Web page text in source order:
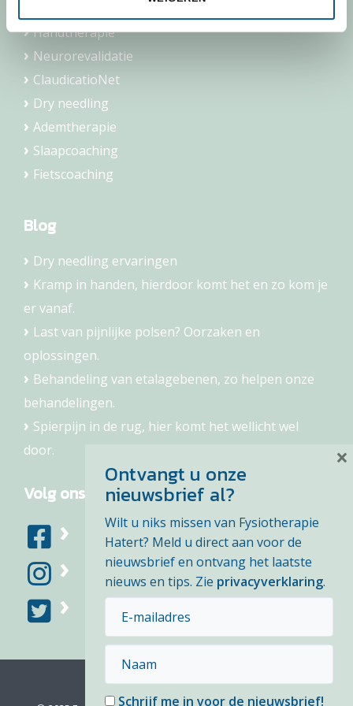
Handtherapie
Neurorevalidatie
ClaudicatioNet
Dry needling
Ademtherapie
Slaapcoaching
Fietscoaching
Blog
Dry needling ervaringen
Kramp in handen, hierdoor komt het en zo kom je
er vanaf.
Last van pijnlijke polsen? Oorzaken en
oplossingen.
Behandeling van etalagebenen, zo helpen onze
behandelingen.
Spierpijn in de rug, hier komt het wellicht wel
door.
Volg ons
Ontvangt u onze
nieuwsbrief al?
Wilt u niks missen van Fysiotherapie
Hatert? Meld u direct aan voor de
nieuwsbrief en ontvang het laatste
nieuws en tips. Zie privacyverklaring.
Schrijf me in voor de nieuwsbrief!
×